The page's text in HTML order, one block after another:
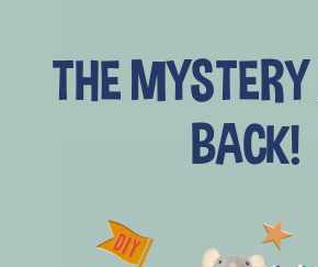
THE
BACK!